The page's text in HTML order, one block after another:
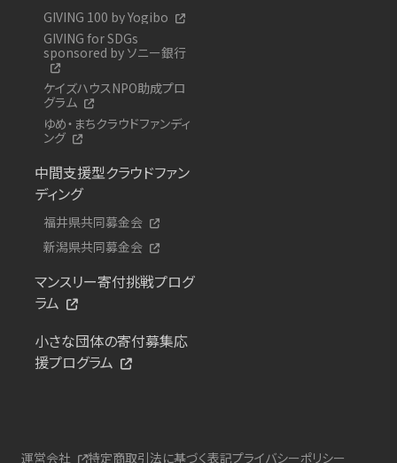
GIVING 100 by Yogibo
GIVING for SDGs
sponsored by ソニー銀行
ケイズハウスNPO助成プロ
グラム
ゆめ・まちクラウドファンディ
ング
中間支援型クラウドファン
ディング
福井県共同募金会
新潟県共同募金会
マンスリー寄付挑戦プログ
ラム
小さな団体の寄付募集応
援プログラム
運営会社 特定商取引法に基づく表記プライバシーポリシー